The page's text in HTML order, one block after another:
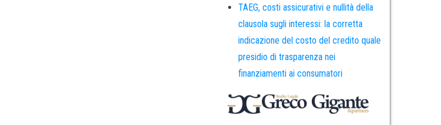
TAEG, costi assicurativi e nullità della
clausola sugli interessi: la corretta
indicazione del costo del credito quale
presidio di trasparenza nei
finanziamenti ai consumatori